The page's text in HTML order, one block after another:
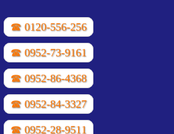
☎ 0120-556-256
☎ 0952-73-9161
☎ 0952-86-4368
☎ 0952-84-3327
☎ 0952-28-9511